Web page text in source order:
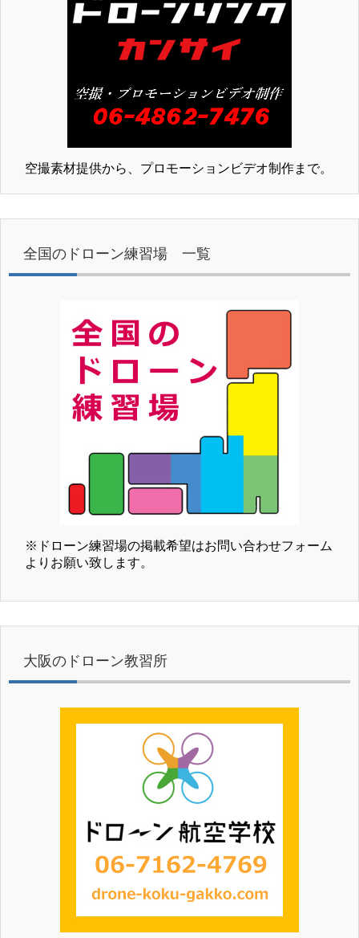
空撮素材提供から、プロモーションビデオ制作まで。
全国のドローン練習場 一覧
※ドローン練習場の掲載希望はお問い合わせフォーム
よりお願い致します。
大阪のドローン教習所